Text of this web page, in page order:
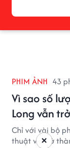
PHIM ẢNH 43
Vì sao số
Long vẫn
Chỉ với vài bộ
thuật và trở
×